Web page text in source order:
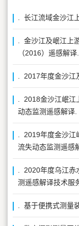
. 长江流域金沙江
. 金沙江及岷江上
（2016）遥感解
. 2017年度金沙
. 2018金沙江岷
动态监测遥感解译.
. 2019年度金沙
流失动态监测遥感
. 2020年度乌江
测遥感解译技术服
. 基于便携式测量